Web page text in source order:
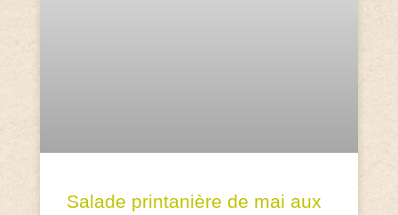
Salade printanière de mai aux